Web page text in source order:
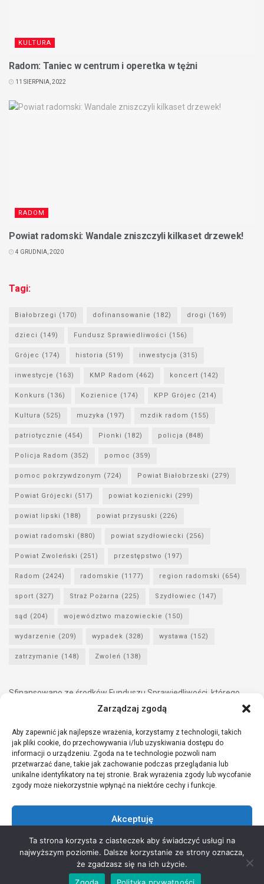
Zarządzaj zgodą
Aby zapewnić jak najlepsze wrażenia, korzystamy z technologii, takich
jak pliki cookie, do przechowywania i/lub uzyskiwania dostępu do
informacji o urządzeniu. Zgoda na te technologie pozwoli nam
przetwarzać dane, takie jak zachowanie podczas przeglądania lub
unikalne identyfikatory na tej stronie. Brak wyrażenia zgody lub wycofanie
zgody może niekorzystnie wpłynąć na niektóre cechy i funkcje.
Akceptuję
Odmów
Zobacz preferencje
KULTURA
Radom: Taniec w centrum i operetka w tężni
11 SIERPNIA, 2022
RADOM
Powiat radomski: Wandale zniszczyli kilkaset drzewek!
4 GRUDNIA, 2020
Tagi:
Białobrzegi (170) dofinansowanie (182) drogi (169)
dzieci (149) Fundusz Sprawiedliwości (156)
Grójec (174) historia (519) inwestycja (315)
inwestycje (163) KMP Radom (462) koncert (142)
Konkurs (136) Kozienice (174) KPP Grójec (214)
Kultura (525) muzyka (197) mzdik radom (155)
patriotycznie (454) Pionki (182) policja (848)
Policja Radom (352) pomoc (359)
pomoc pokrzywdzonym (724) Powiat Białobrzeski (279)
Powiat Grójecki (517) powiat kozienicki (299)
powiat lipski (188) powiat przysuski (226)
powiat radomski (880) powiat szydłowiecki (256)
Powiat Zwoleński (251) przestępstwo (197)
Radom (2424) radomskie (1177) region radomski (654)
sport (327) Straż Pożarna (225) Szydłowiec (147)
sąd (204) województwo mazowieckie (150)
wydarzenie (209) wypadek (328) wystawa (152)
zatrzymanie (148) Zwoleń (138)
Sfinansowano ze środków Funduszu Sprawiedliwości, którego
dysponentem jest Minister Sprawiedliwości.
Copyright © 2021 Stowarzyszenie Przyjaciół Zdrowia - Wszelkie prawa
Ta strona korzysta z ciasteczek aby świadczyć usługi na
najwyższym poziomie. Dalsze korzystanie ze strony oznacza,
że zgadzasz się na ich użycie.
Zgoda
Polityka prywatności